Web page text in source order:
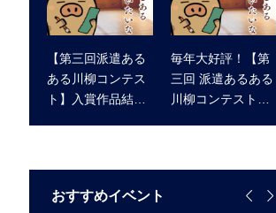
【第三回派遣ある
ある川柳コンテス
ト】入賞作品結果
毎年大好評！【第
三回 派遣あるある
川柳コンテスト】
おすすめイベント  